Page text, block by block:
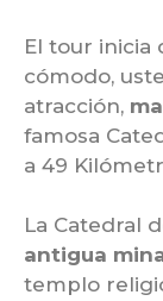
El tour inicia
cómodo,
atracción,
famosa
a 49
La Catedral
antigua
templo